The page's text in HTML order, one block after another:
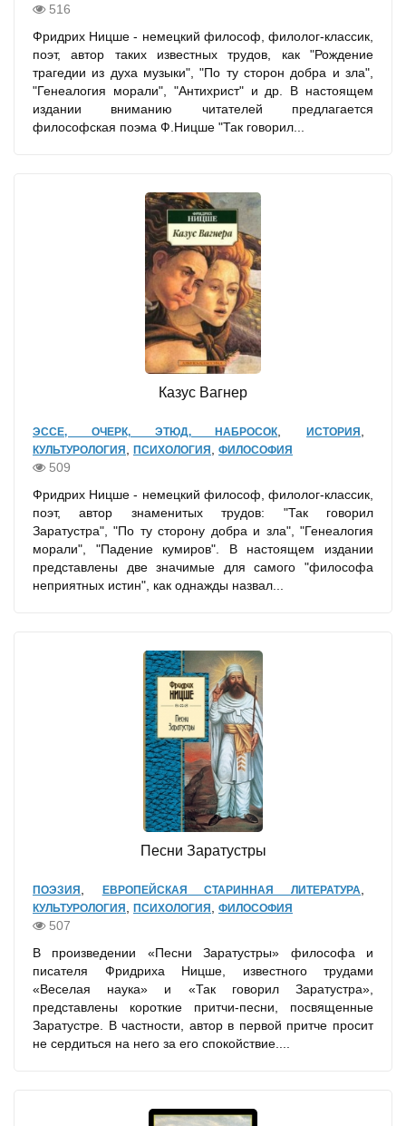
516
Фридрих Ницше - немецкий философ, филолог-классик,
поэт, автор таких известных трудов, как "Рождение
трагедии из духа музыки", "По ту сторон добра и зла",
"Генеалогия морали", "Антихрист" и др. В настоящем
издании вниманию читателей предлагается
философская поэма Ф.Ницше "Так говорил...
Казус Вагнер
ЭССЕ, ОЧЕРК, ЭТЮД, НАБРОСОК ИСТОРИЯ
КУЛЬТУРОЛОГИЯ ПСИХОЛОГИЯ ФИЛОСОФИЯ
509
Фридрих Ницше - немецкий философ, филолог-классик,
поэт, автор знаменитых трудов: "Так говорил
Заратустра", "По ту сторону добра и зла", "Генеалогия
морали", "Падение кумиров". В настоящем издании
представлены две значимые для самого "философа
неприятных истин", как однажды назвал...
Песни Заратустры
ПОЭЗИЯ ЕВРОПЕЙСКАЯ СТАРИННАЯ ЛИТЕРАТУРА
КУЛЬТУРОЛОГИЯ ПСИХОЛОГИЯ ФИЛОСОФИЯ
507
В произведении «Песни Заратустры» философа и
писателя Фридриха Ницше, известного трудами
«Веселая наука» и «Так говорил Заратустра»,
представлены короткие притчи-песни, посвященные
Заратустре. В частности, автор в первой притче просит
не сердиться на него за его спокойствие....